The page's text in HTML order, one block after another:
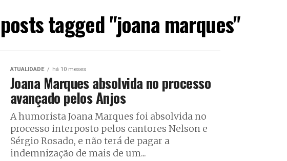
tagged "joana marques"
ATUALIDADE há 10 meses
Joana Marques absolvida no processo
avançado pelos Anjos
A humorista Joana Marques foi absolvida no
processo interposto pelos cantores Nelson e
Sérgio Rosado, e não terá de pagar a
indemnização de mais de um...